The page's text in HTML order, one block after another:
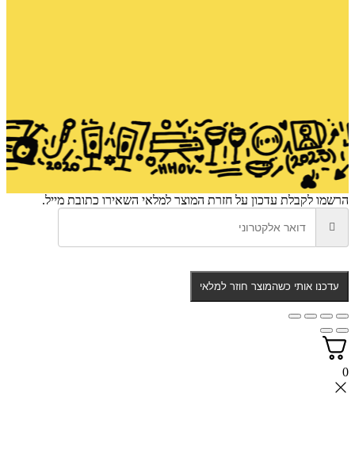
הרשמו לקבלת עדכון על חזרת המוצר למלאי השאירו כתובת מייל.
עדכנו אותי כשהמוצר חוזר למלאי
0